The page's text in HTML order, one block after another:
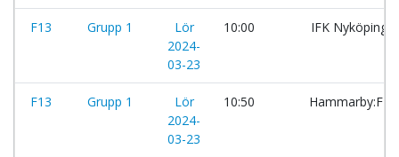
F13 Grupp 1
Lör
2024-
03-23
10:00 IFK
F13 Grupp 1
Lör
2024-
03-23
10:50